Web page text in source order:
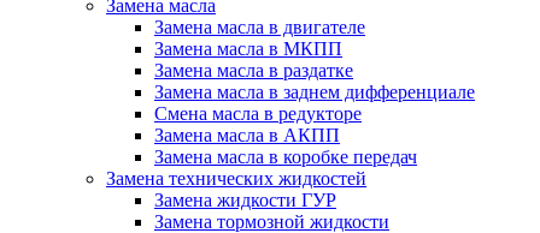
Замена масла
Замена масла в двигателе
Замена масла в МКПП
Замена масла в раздатке
Замена масла в заднем дифференциале
Смена масла в редукторе
Замена масла в АКПП
Замена масла в коробке передач
Замена технических жидкостей
Замена жидкости ГУР
Замена тормозной жидкости